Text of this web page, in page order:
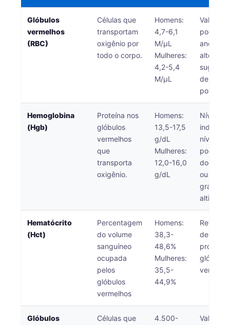
Glóbulos
vermelhos
(RBC)
Células que
transportam
oxigênio por
todo o corpo.
Homens:
4,7-6,1
M/μL
Mulheres:
4,2-5,4
M/μL
Valores
podem
anemia;
altos
sugerir
Hemoglobina
(Hgb)
Proteína nos
glóbulos
vermelhos
que
transporta
oxigênio.
Homens:
13,5-17,5
g/dL
Mulheres:
12,0-16,0
g/dL
Níveis
indicam
níveis
podem
doença
ou viver
grandes
altitudes.
Hematócrito
(Hct)
Percentagem
do volume
sanguíneo
ocupada
pelos
glóbulos
vermelhos
Homens:
38,3-
48,6%
Mulheres:
35,5-
44,9%
Reflete
de
glóbulos
Glóbulos
Células que
4.500-
Valores